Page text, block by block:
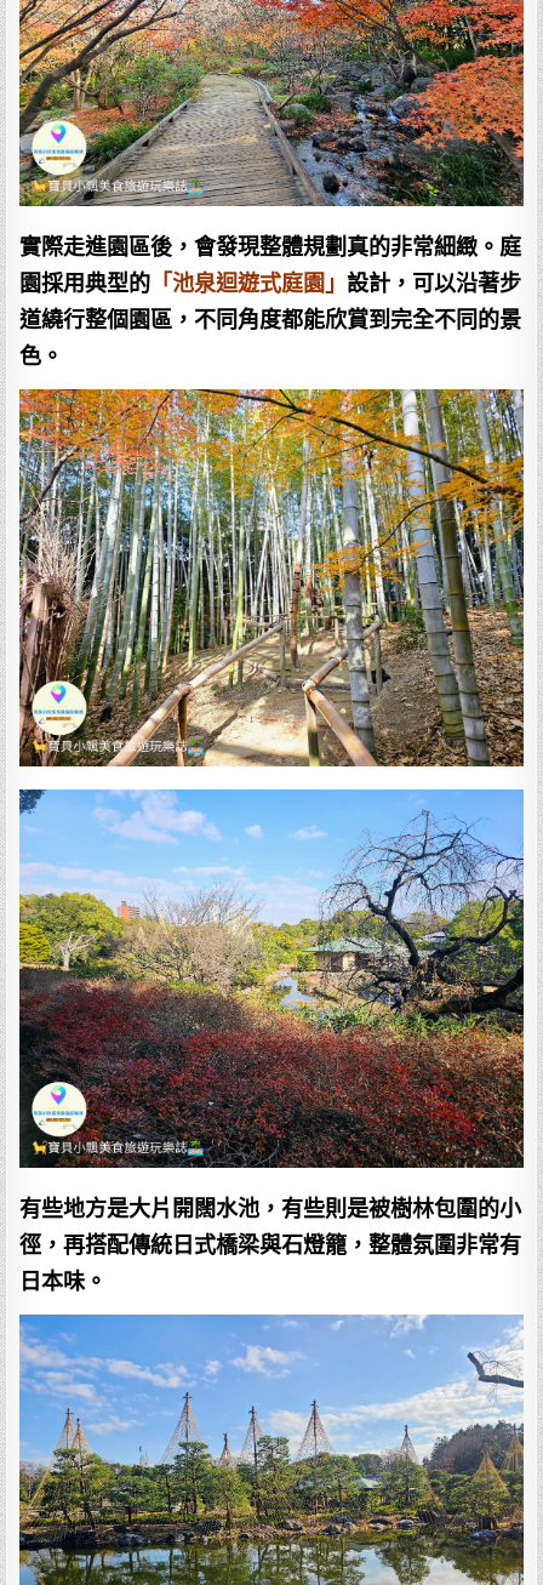
實際走進園區後，會發現整體規劃真的非常細緻。庭
園採用典型的 「池泉迴遊式庭園」設計，可以沿著步
道繞行整個園區，不同角度都能欣賞到完全不同的景
色。
有些地方是大片開闊水池，有些則是被樹林包圍的小
徑，再搭配傳統日式橋梁與石燈籠，整體氛圍非常有
日本味。